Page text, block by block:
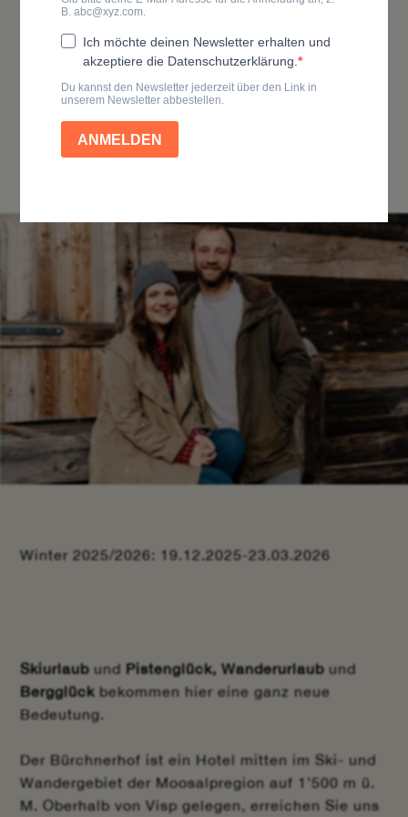
Hotel
Bürchnerhof
Winter 2025/2026: 19.12.2025-23.03.2026
Skiurlaub und Pistenglück, Wanderurlaubund
Bergglückbekommen hier eine ganz neue
Bedeutung.
Der Bürchnerhof ist ein Hotel mitten im Ski- und
Wandergebiet der Moosalpregion auf 1’500 m ü.
M. Oberhalb von Visp gelegen, erreichen Sie uns